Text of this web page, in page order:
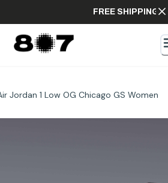
FREE
Jordan 1 Low OG Chicago GS Women